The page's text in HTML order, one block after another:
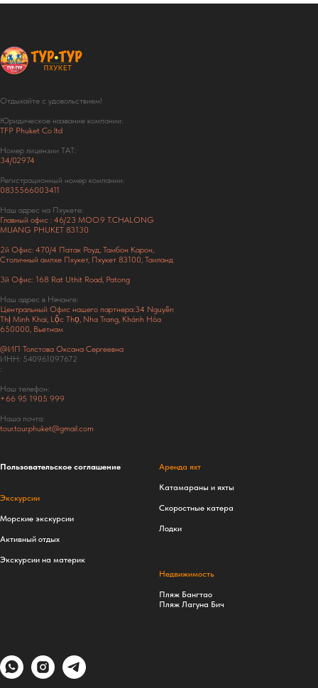
Отдыхайте с удовольствием!
Юридическое название компании:
TFP Phuket Co ltd
Номер лицензии ТАТ:
34/02974
Регистрационный номер компании:
0835566003411
Наш адрес на Пхукете:
Главный офис : 46/23 MOO.9 T.CHALONG
MUANG PHUKET 83130
2й Офис: 470/4 Патак Роуд, Тамбон Карон,
Столичный ампхе Пхукет, Пхукет 83100, Таиланд
3й Офис: 168 Rat Uthit Road, Patong
Наш адрес в Нячанге:
Центральный Офис нашего партнера:34 Nguyễn
Thị Minh Khai, Lộc Thọ, Nha Trang, Khánh Hòa
650000, Вьетнам
@ИП Толстова Оксана Сергеевна
ИНН: 540961097672
:
Наш телефон:
+66 95 1905 999
Наша почта:
tour.tour.phuket@gmail.com
Пользовательское соглашение
Экскурсии
Морские экскурсии
Активный отдых
Экскурсии на материк
Аренда яхт
Катамараны и яхты
Скоростные катера
Лодки
Недвижимость
Пляж Бангтао
Пляж Лагуна Бич